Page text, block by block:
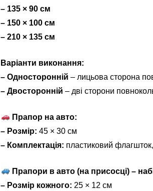
– 135 × 90 см
– 150 × 100 см
– 210 × 135 см
Варіанти виконання:
– Односторонній – лицьова сторона
– Двосторонній – дві сторони
Прапор на авто:
– Розмір: 45 × 30 см
– Комплектація: пластиковий флагшток,
Прапори в авто (на присосці) –
– Розмір кожного: 25 × 12 см